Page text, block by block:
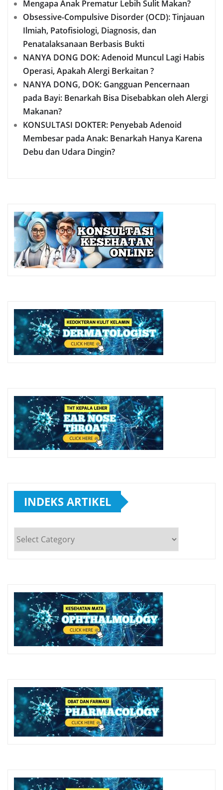
Mengapa Anak Prematur Lebih Sulit Makan?
Obsessive-Compulsive Disorder (OCD): Tinjauan
Ilmiah, Patofisiologi, Diagnosis, dan
Penatalaksanaan Berbasis Bukti
NANYA DONG DOK: Adenoid Muncul Lagi Habis
Operasi, Apakah Alergi Berkaitan ?
NANYA DONG, DOK: Gangguan Pencernaan
pada Bayi: Benarkah Bisa Disebabkan oleh Alergi
Makanan?
KONSULTASI DOKTER: Penyebab Adenoid
Membesar pada Anak: Benarkah Hanya Karena
Debu dan Udara Dingin?
INDEKS ARTIKEL
INDEKS